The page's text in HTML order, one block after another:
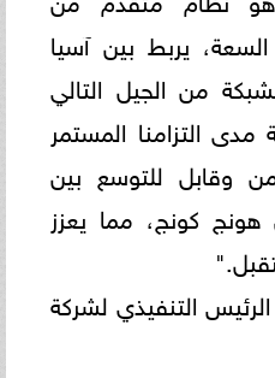
السعة، يربط بين آسيا
من الجيل التالي
مدى التزامنا المستمر
وقابل للتوسع بين
هونج كونج، مما يعزز
التنفيذي لشركة